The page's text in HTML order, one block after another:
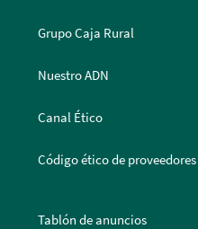
Grupo Caja Rural
Nuestro ADN
Canal Ético
Código ético de proveedores
Tablón de anuncios